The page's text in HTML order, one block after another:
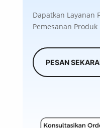
Dapatkan Layanan
Pemesanan
PESAN